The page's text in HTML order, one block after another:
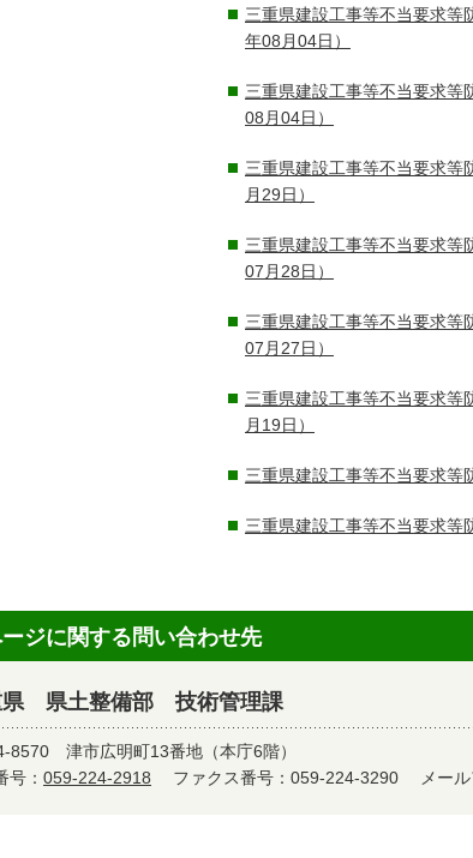
三重県建設工事等不当要求
年08月04日）
三重県建設工事等不当要求
08月04日）
三重県建設工事等不当要求
月29日）
三重県建設工事等不当要求
07月28日）
三重県建設工事等不当要求
07月27日）
三重県建設工事等不当要求
月19日）
三重県建設工事等不当要求等
三重県建設工事等不当要求等
ジに関する問い合わせ先
県 県土整備部 技術管理課
8570 津市広明町13番地（本庁6階）
号： 059-224-2918 ファクス番号：059-224-3290 メー